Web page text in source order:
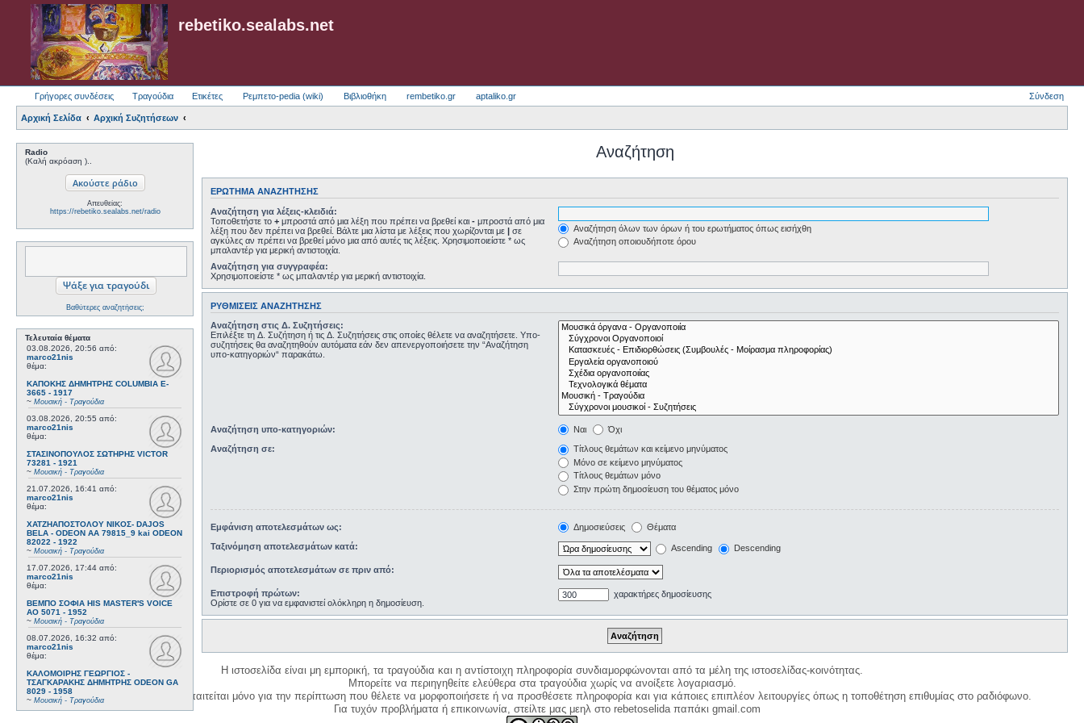
rebetiko.sealabs.net
Γρήγορες συνδέσεις Τραγούδια Ετικέτες Ρεμπετο-pedia (wiki) Βιβλιοθήκη rembetiko.gr aptaliko.gr Σύνδεση
Αρχική Σελίδα Αρχική Συζητήσεων
Radio
(Καλή ακρόαση )..
Απευθείας:
https://rebetiko.sealabs.net/radio
Βαθύτερες αναζητήσεις;
Τελευταία θέματα
03.08.2026, 20:56 από:
marco21nis
θέμα:
ΚΑΠΟΚΗΣ ΔΗΜΗΤΡΗΣ COLUMBIA E-
3665 - 1917
~ Μουσική - Τραγούδια
03.08.2026, 20:55 από:
marco21nis
θέμα:
ΣΤΑΣΙΝΟΠΟΥΛΟΣ ΣΩΤΗΡΗΣ VICTOR
73281 - 1921
~ Μουσική - Τραγούδια
21.07.2026, 16:41 από:
marco21nis
θέμα:
ΧΑΤΖΗΑΠΟΣΤΟΛΟΥ ΝΙΚΟΣ- DAJOS
BELA - ODEON AA 79815_9 kai ODEON
82022 - 1922
~ Μουσική - Τραγούδια
17.07.2026, 17:44 από:
marco21nis
θέμα:
ΒΕΜΠΟ ΣΟΦΙΑ HIS MASTER'S VOICE
AO 5071 - 1952
~ Μουσική - Τραγούδια
08.07.2026, 16:32 από:
marco21nis
θέμα:
ΚΑΛΟΜΟΙΡΗΣ ΓΕΩΡΓΙΟΣ -
ΤΣΑΓΚΑΡΑΚΗΣ ΔΗΜΗΤΡΗΣ ODEON GA
8029 - 1958
~ Μουσική - Τραγούδια
Αναζήτηση
ΕΡΏΤΗΜΑ ΑΝΑΖΉΤΗΣΗΣ
Αναζήτηση για λέξεις-κλειδιά:
Τοποθετήστε το + μπροστά από μια λέξη που πρέπει να βρεθεί και - μπροστά από μια
λέξη που δεν πρέπει να βρεθεί. Βάλτε μια λίστα με λέξεις που χωρίζονται με | σε
αγκύλες αν πρέπει να βρεθεί μόνο μια από αυτές τις λέξεις. Χρησιμοποιείστε * ως
μπαλαντέρ για μερική αντιστοιχία.
Αναζήτηση όλων των όρων ή του ερωτήματος όπως εισήχθη
Αναζήτηση οποιουδήποτε όρου
Αναζήτηση για συγγραφέα:
Χρησιμοποιείστε * ως μπαλαντέρ για μερική αντιστοιχία.
ΡΥΘΜΊΣΕΙΣ ΑΝΑΖΉΤΗΣΗΣ
Αναζήτηση στις Δ. Συζητήσεις:
Επιλέξτε τη Δ. Συζήτηση ή τις Δ. Συζητήσεις στις οποίες θέλετε να αναζητήσετε. Υπο-
συζητήσεις θα αναζητηθούν αυτόματα εάν δεν απενεργοποιήσετε την “Αναζήτηση
υπο-κατηγοριών“ παρακάτω.
Αναζήτηση υπο-κατηγοριών: Ναι Όχι
Αναζήτηση σε:
Τίτλους θεμάτων και κείμενο μηνύματος
Μόνο σε κείμενο μηνύματος
Τίτλους θεμάτων μόνο
Στην πρώτη δημοσίευση του θέματος μόνο
Εμφάνιση αποτελεσμάτων ως: Δημοσιεύσεις Θέματα
Ταξινόμηση αποτελεσμάτων κατά: Ascending Descending
Περιορισμός αποτελεσμάτων σε πριν από:
Επιστροφή πρώτων:
Ορίστε σε 0 για να εμφανιστεί ολόκληρη η δημοσίευση.
χαρακτήρες δημοσίευσης
Η ιστοσελίδα είναι μη εμπορική, τα τραγούδια και η αντίστοιχη πληροφορία συνδιαμορφώνονται από τα μέλη της ιστοσελίδας-κοινότητας.
Μπορείτε να περιηγηθείτε ελεύθερα στα τραγούδια χωρίς να ανοίξετε λογαριασμό.
Η δημιουργία λογαριασμού απαιτείται μόνο για την περίπτωση που θέλετε να μορφοποιήσετε ή να προσθέσετε πληροφορία και για κάποιες επιπλέον λειτουργίες όπως η τοποθέτηση επιθυμίας στο ραδιόφωνο.
Για τυχόν προβλήματα ή επικοινωνία, στείλτε μας μεηλ στο rebetoselida παπάκι gmail.com